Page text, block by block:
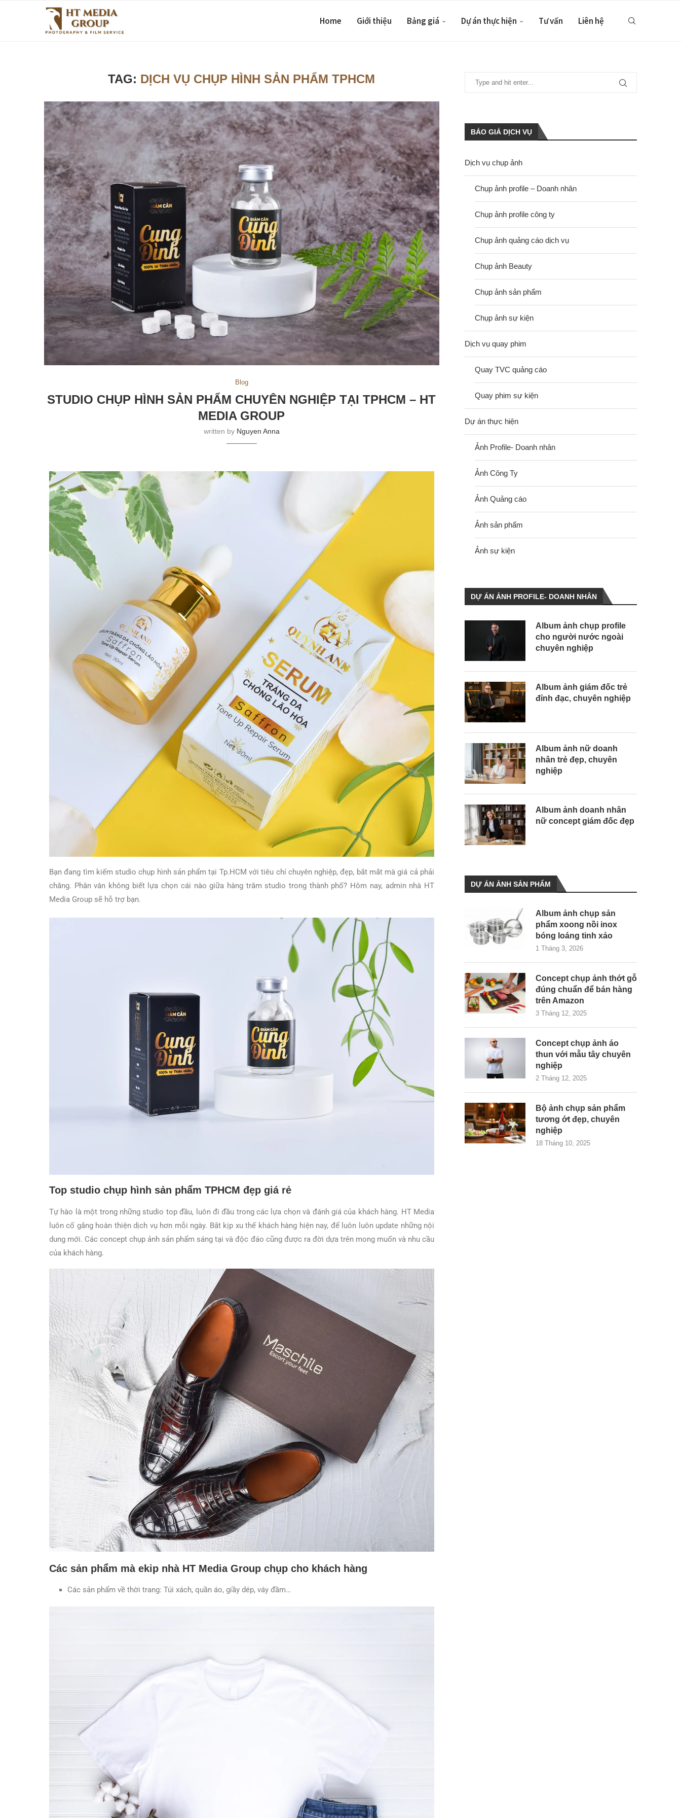
Home Giới thiệu Bảng giá Dự án thực hiện Tư vấn Liên hệ
TAG: DỊCH VỤ CHỤP HÌNH SẢN PHẨM TPHCM
Blog
STUDIO CHỤP HÌNH SẢN PHẨM CHUYÊN NGHIỆP TẠI TPHCM – HT
MEDIA GROUP
written by Nguyen Anna
Bạn đang tìm kiếm studio chụp hình sản phẩm tại Tp.HCM với tiêu chí chuyên nghiệp, đẹp, bắt mắt mà giá cả phải
chăng. Phân vân không biết lựa chọn cái nào giữa hàng trăm studio trong thành phố? Hôm nay, admin nhà HT
Media Group sẽ hỗ trợ bạn.
Top studio chụp hình sản phẩm TPHCM đẹp giá rẻ
Tự hào là một trong những studio top đầu, luôn đi đầu trong các lựa chọn và đánh giá của khách hàng. HT Media
luôn cố gắng hoàn thiện dịch vụ hơn mỗi ngày. Bắt kịp xu thế khách hàng hiện nay, để luôn luôn update những nội
dung mới. Các concept chụp ảnh sản phẩm sáng tại và độc đáo cũng được ra đời dựa trên mong muốn và nhu cầu
của khách hàng.
Các sản phẩm mà ekip nhà HT Media Group chụp cho khách hàng
Các sản phẩm về thời trang: Túi xách, quần áo, giầy dép, váy đầm…
BÁO GIÁ DỊCH VỤ
Dịch vụ chụp ảnh
Chụp ảnh profile – Doanh nhân
Chụp ảnh profile công ty
Chụp ảnh quảng cáo dịch vụ
Chụp ảnh Beauty
Chụp ảnh sản phẩm
Chụp ảnh sự kiện
Dịch vụ quay phim
Quay TVC quảng cáo
Quay phim sự kiện
Dự án thực hiện
Ảnh Profile- Doanh nhân
Ảnh Công Ty
Ảnh Quảng cáo
Ảnh sản phẩm
Ảnh sự kiện
DỰ ÁN ẢNH PROFILE- DOANH NHÂN
Album ảnh chụp profile
cho người nước ngoài
chuyên nghiệp
Album ảnh giám đốc trẻ
đỉnh đạc, chuyên nghiệp
Album ảnh nữ doanh
nhân trẻ đẹp, chuyên
nghiệp
Album ảnh doanh nhân
nữ concept giám đốc đẹp
DỰ ÁN ẢNH SẢN PHẨM
Album ảnh chụp sản
phẩm xoong nồi inox
bóng loáng tinh xảo
1 Tháng 3, 2026
Concept chụp ảnh thớt gỗ
đúng chuẩn để bán hàng
trên Amazon
3 Tháng 12, 2025
Concept chụp ảnh áo
thun với mẫu tây chuyên
nghiệp
2 Tháng 12, 2025
Bộ ảnh chụp sản phẩm
tương ớt đẹp, chuyên
nghiệp
18 Tháng 10, 2025